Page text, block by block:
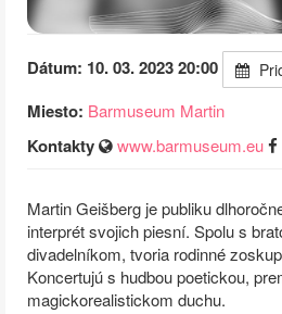
Dátum: 10. 03. 2023 20:00
Miesto: Barmuseum Martin
Kontakty www.barmuseum.eu
Martin Geišberg je publiku
interprét svojich piesní. Spolu s
divadelníkom, tvoria rodinné
Koncertujú s hudbou poetickou,
magickorealistickom duchu.